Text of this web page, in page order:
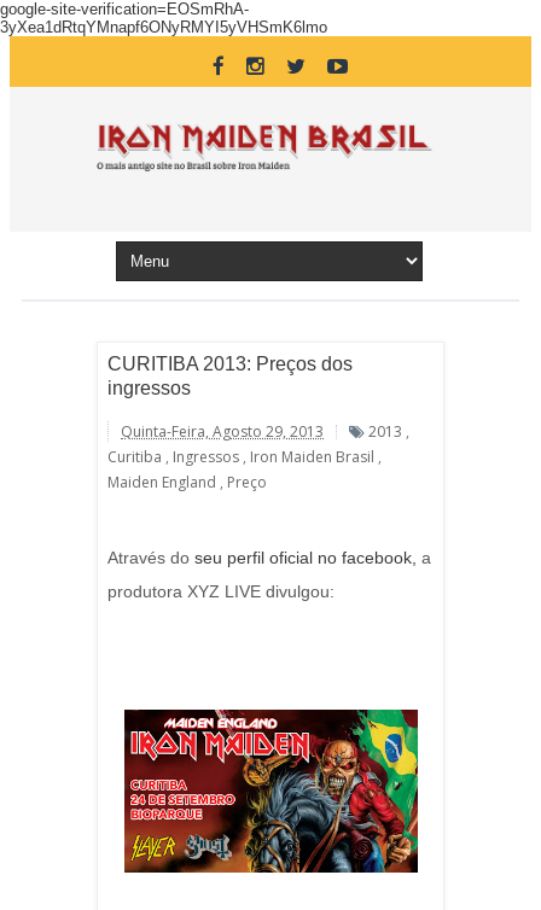
google-site-verification=EOSmRhA-
3yXea1dRtqYMnapf6ONyRMYI5yVHSmK6lmo
CURITIBA 2013: Preços dos
ingressos
Quinta-Feira, Agosto 29, 2013 2013 ,
Curitiba , Ingressos , Iron Maiden Brasil ,
Maiden England , Preço
Através do seu perfil oficial no facebook, a
produtora XYZ LIVE divulgou: